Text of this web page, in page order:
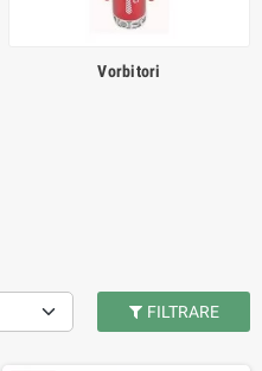
Vorbitori
FILTRARE